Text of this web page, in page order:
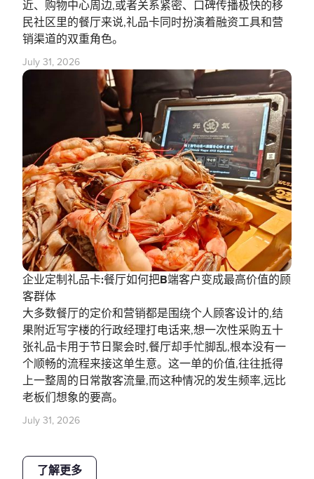
近、购物中心周边,或者关系紧密、口碑传播极快的移
民社区里的餐厅来说,礼品卡同时扮演着融资工具和营
销渠道的双重角色。
July 31, 2026
企业定制礼品卡:餐厅如何把B端客户变成最高价值的顾
客群体
大多数餐厅的定价和营销都是围绕个人顾客设计的,结
果附近写字楼的行政经理打电话来,想一次性采购五十
张礼品卡用于节日聚会时,餐厅却手忙脚乱,根本没有一
个顺畅的流程来接这单生意。这一单的价值,往往抵得
上一整周的日常散客流量,而这种情况的发生频率,远比
老板们想象的要高。
July 31, 2026
了解更多